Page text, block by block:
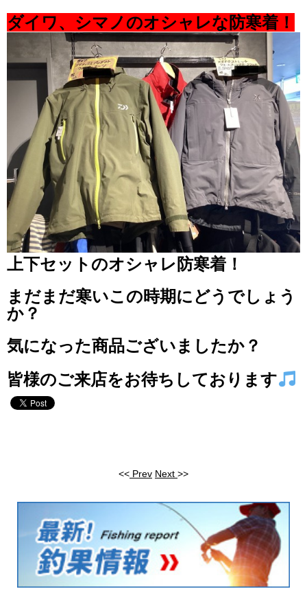
ダイワ、シマノのオシャレな防寒着！
上下セットのオシャレ防寒着！
まだまだ寒いこの時期にどうでしょう
か？
気になった商品ございましたか？
皆様のご来店をお待ちしております
<< Prev Next >>